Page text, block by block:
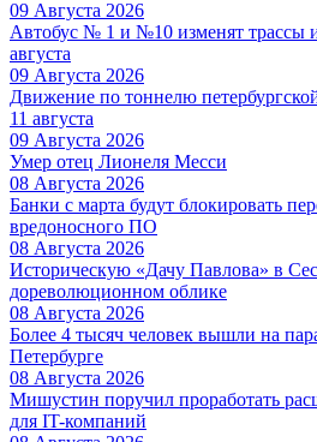
09 Августа 2026
Автобус № 1 и №10 изменят трассы
августа
09 Августа 2026
Движение по тоннелю
11 августа
09 Августа 2026
Умер отец Лионеля Месси
08 Августа 2026
Банки с марта будут блокировать
вредоносного ПО
08 Августа 2026
Историческую «Дачу Павлова» в
дореволюционном облике
08 Августа 2026
Более 4 тысяч человек вышли на
Петербурге
08 Августа 2026
Мишустин поручил проработать
для IT-компаний